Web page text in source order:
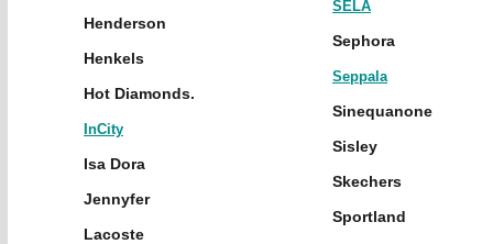
Henderson
Henkels
Hot Diamonds.
InCity
Isa Dora
Jennyfer
Lacoste
SELA
Sephora
Seppala
Sinequanone
Sisley
Skechers
Sportland